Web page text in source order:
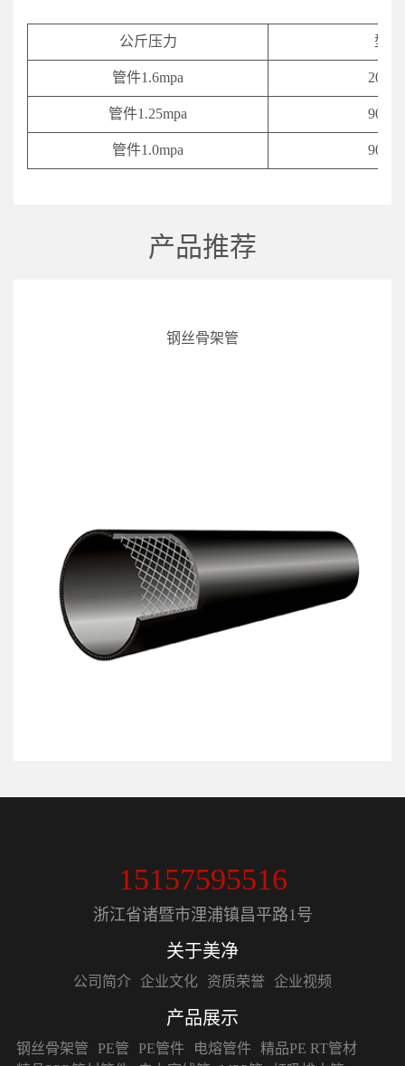
公斤压力 型号
管件1.6mpa 20-
管件1.25mpa 90-
管件1.0mpa 90-
产品推荐
钢丝骨架管
15157595516
浙江省诸暨市浬浦镇昌平路1号
关于美净
公司简介 企业文化 资质荣誉 企业视频
产品展示
钢丝骨架管 PE管 PE管件 电熔管件 精品PE RT管材